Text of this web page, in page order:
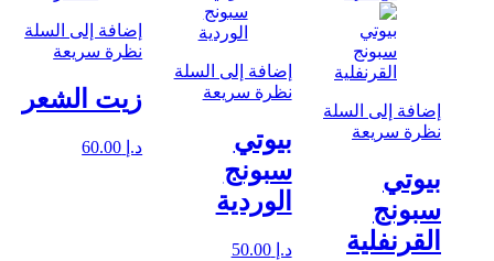
إضافة إلى السلة
نظرة سريعة
بيوتي
سبونج
القرنفلية
إضافة إلى السلة
نظرة سريعة
بيوتي
سبونج
الوردية
د.إ 50.00
إضافة إلى السلة
نظرة سريعة
زيت الشعر
د.إ